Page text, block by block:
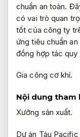
chuẩn an toàn.
có vai trò quan
tốt của công ty
ứng tiêu chuẩn an
đồng hợp tác quy
Gia công cơ khí.
Nội dung tham
Xưởng sản xuất.
Dự án Tàu